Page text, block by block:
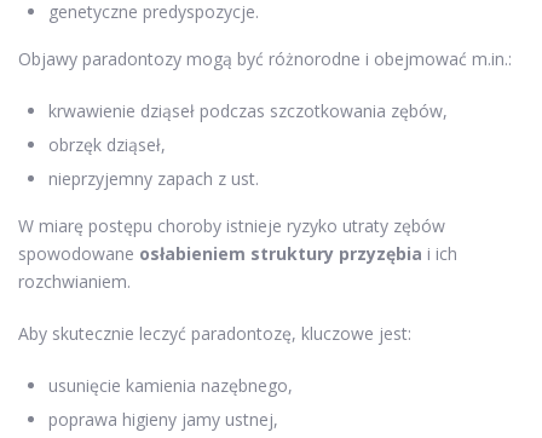
genetyczne predyspozycje.
Objawy paradontozy mogą być różnorodne i obejmować m.in.:
krwawienie dziąseł podczas szczotkowania zębów,
obrzęk dziąseł,
nieprzyjemny zapach z ust.
W miarę postępu choroby istnieje ryzyko utraty zębów
spowodowane osłabieniem struktury przyzębia i ich
rozchwianiem.
Aby skutecznie leczyć paradontozę, kluczowe jest:
usunięcie kamienia nazębnego,
poprawa higieny jamy ustnej,